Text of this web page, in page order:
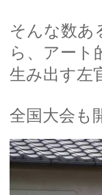
そんな数あ
ら、アート
生み出す左
全国大会も